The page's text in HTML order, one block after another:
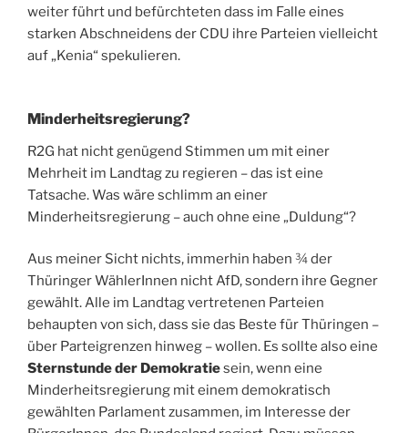
weiter führt und befürchteten dass im Falle eines
starken Abschneidens der CDU ihre Parteien vielleicht
auf „Kenia“ spekulieren.
Minderheitsregierung?
R2G hat nicht genügend Stimmen um mit einer
Mehrheit im Landtag zu regieren – das ist eine
Tatsache. Was wäre schlimm an einer
Minderheitsregierung – auch ohne eine „Duldung“?
Aus meiner Sicht nichts, immerhin haben ¾ der
Thüringer WählerInnen nicht AfD, sondern ihre Gegner
gewählt. Alle im Landtag vertretenen Parteien
behaupten von sich, dass sie das Beste für Thüringen –
über Parteigrenzen hinweg – wollen. Es sollte also eine
Sternstunde der Demokratiesein, wenn eine
Minderheitsregierung mit einem demokratisch
gewählten Parlament zusammen, im Interesse der